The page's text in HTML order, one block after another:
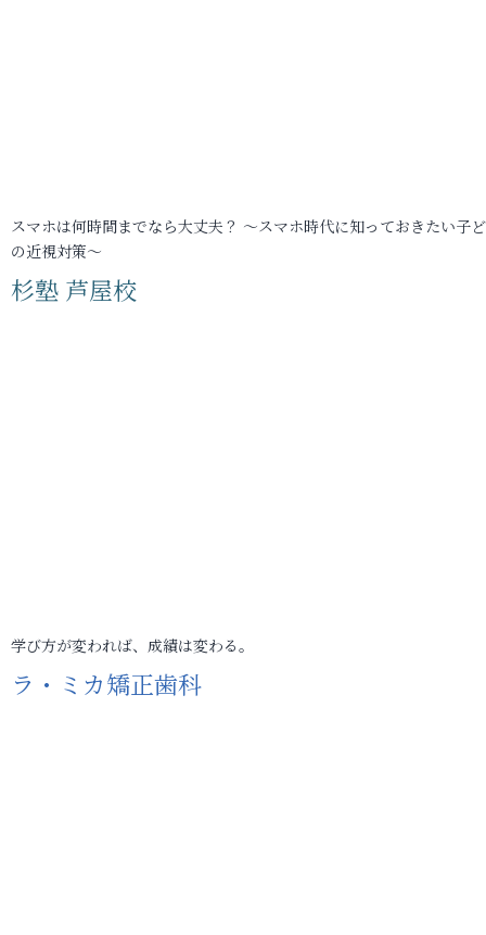
スマホは何時間までなら大丈夫？ ～スマホ時代に知っておきたい子
の近視対策～
杉塾 芦屋校
学び方が変われば、成績は変わる。
ラ・ミカ矯正歯科